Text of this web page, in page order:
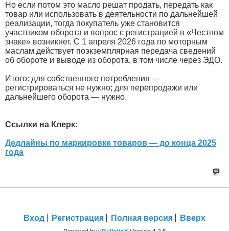
Но если потом это масло решат продать, передать как
товар или использовать в деятельности по дальнейшей
реализации, тогда покупатель уже становится
участником оборота и вопрос с регистрацией в «Честном
знаке» возникнет. С 1 апреля 2026 года по моторным
маслам действует поэкземплярная передача сведений
об обороте и выводе из оборота, в том числе через ЭДО.
Итого: для собственного потребления —
регистрироваться не нужно; для перепродажи или
дальнейшего оборота — нужно.
Ссылки на Клерк:
Дедлайны по маркировке товаров — до конца 2025
года
Вход Регистрация Полная версия Вверх